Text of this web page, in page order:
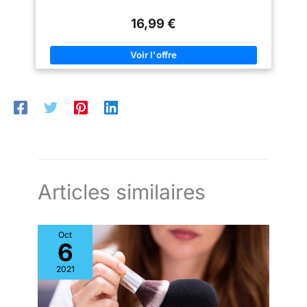
en toute sécurité pendant la nuit
matinée en pleine conscience, il s'intègre parfaitement à votre
16,99 €
Articles similaires
Oct
6
2021